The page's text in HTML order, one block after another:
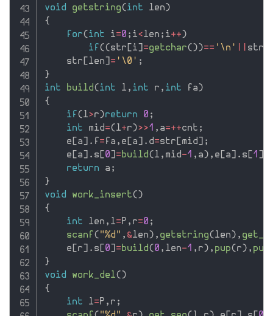
void
getstring(int len)
{
for(int i=0 ; i<len ; i++)
if ((str [i] =getchar())== '\n' || str
    str
[len] = '\0' ;
}
int
build(int l , int r , int fa)
{
if (l>r)return 0 ;
int mid=(l+r)>>1 , a=++cnt ;
    e
[a] . f = fa , e [a] . d=str [mid] ;
    e
[a] . s [0] =build(l , mid-1 , a) , e [a] . s [1 ]
return a ;
}
void
work_insert()
{
int len , l=P , r=0 ;
scanf ( "%d" , &len) , getstring(len) ,
    e
[r] . s [0] =build(0 , len-1 , r) , pup(r) , pup
}
void
work_del()
{
int l=P , r ;